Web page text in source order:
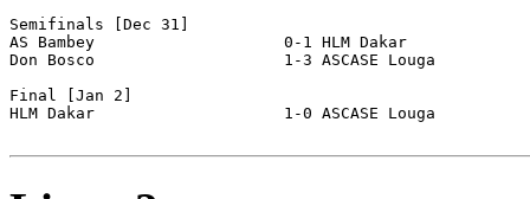
Semifinals [Dec 31]
AS Bambey                    0-1 HLM Dakar
Don Bosco                    1-3 ASCASE Louga
Final [Jan 2]
HLM Dakar                    1-0 ASCASE Louga